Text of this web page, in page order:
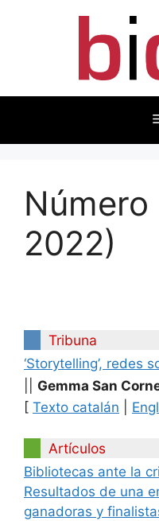
2022)
Tribuna
‘Storytelling’, redes
Gemma San
[ Texto catalán
Artículos
Bibliotecas ante la
Resultados de una
ganadoras y